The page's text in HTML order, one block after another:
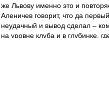
же Львову именно это и
Аленичев говорит, что да
неудачный и вывод сделал –
на уровне клуба и в глубинке,